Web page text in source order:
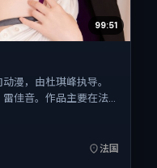
99:51
漫，由杜琪峰执导。
雷佳音。作品主要在法
法国